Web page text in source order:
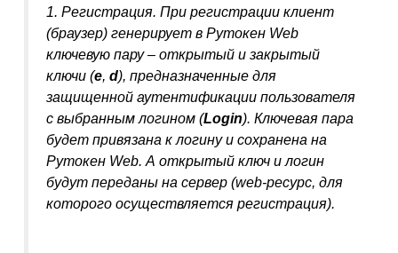
1. Регистрация. При регистрации клиент
(браузер) генерирует в Рутокен Web
ключевую пару – открытый и закрытый
ключи (e, d), предназначенные для
защищенной аутентификации пользователя
с выбранным логином (Login). Ключевая пара
будет привязана к логину и сохранена на
Рутокен Web. А открытый ключ и логин
будут переданы на сервер (web-ресурс, для
которого осуществляется регистрация).